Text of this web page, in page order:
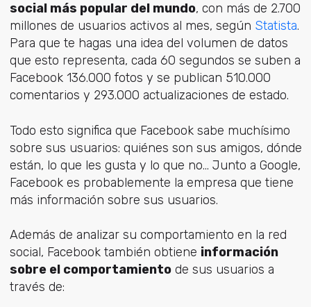
social más popular del mundo, con más de 2.700
millones de usuarios activos al mes, según Statista.
Para que te hagas una idea del volumen de datos
que esto representa, cada 60 segundos se suben a
Facebook 136.000 fotos y se publican 510.000
comentarios y 293.000 actualizaciones de estado.
Todo esto significa que Facebook sabe muchísimo
sobre sus usuarios: quiénes son sus amigos, dónde
están, lo que les gusta y lo que no... Junto a Google,
Facebook es probablemente la empresa que tiene
más información sobre sus usuarios.
Además de analizar su comportamiento en la red
social, Facebook también obtiene información
sobre el comportamientode sus usuarios a
través de: